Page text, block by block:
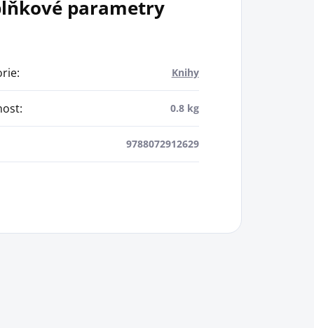
parametry
: Knihy
: 0.8 kg
9788072912629